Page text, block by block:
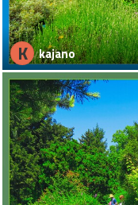
K kajano